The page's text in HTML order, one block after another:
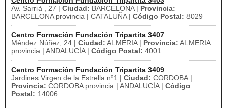
Av. Sarrià , 27 | Ciudad: BARCELONA | Provincia:
BARCELONA provincia | CATALUÑA | Código Postal: 8029
Centro Formación Fundación Tripartita 3407
Méndez Núñez, 24 | Ciudad: ALMERIA | Provincia: ALMERIA
provincia | ANDALUCÍA | Código Postal: 4001
Centro Formación Fundación Tripartita 3409
Jardines Virgen de la Estrella nº1 | Ciudad: CORDOBA |
Provincia: CORDOBA provincia | ANDALUCÍA | Código
Postal: 14006